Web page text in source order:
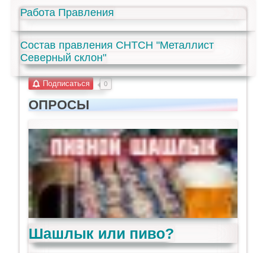
Работа Правления
Состав правления СНТСН "Металлист
Северный склон"
Подписаться 0
ОПРОСЫ
Шашлык или пиво?